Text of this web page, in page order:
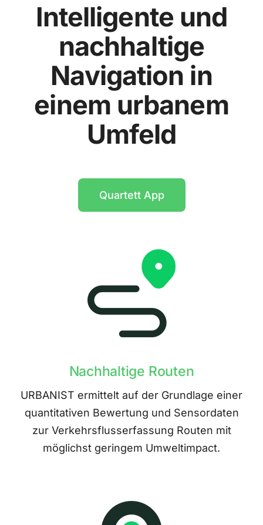
Intelligente und
nachhaltige
Navigation in
einem urbanem
Umfeld
Quartett App
Nachhaltige Routen
URBANIST ermittelt auf der Grundlage einer
quantitativen Bewertung und Sensordaten
zur Verkehrsflusserfassung Routen mit
möglichst geringem Umweltimpact.